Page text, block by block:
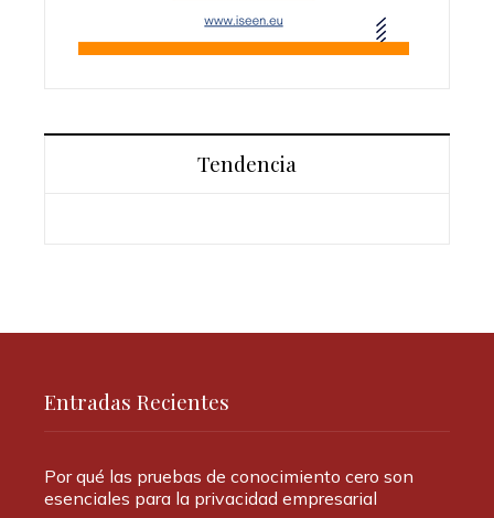
Tendencia
Entradas Recientes
Por qué las pruebas de conocimiento cero son
esenciales para la privacidad empresarial